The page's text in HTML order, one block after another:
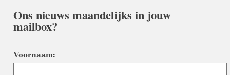
Ons nieuws maandelijks in jouw
mailbox?
Voornaam: